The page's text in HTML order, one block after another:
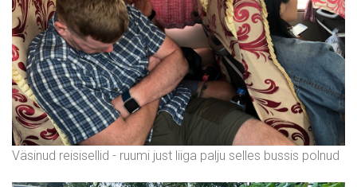
Väsinud reisisellid - ruumi just liiga palju selles bussis polnud